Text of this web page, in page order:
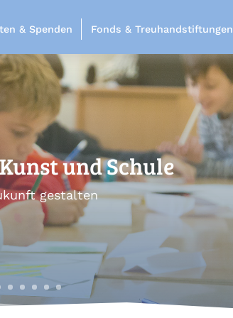
& Spenden Fonds & Treuhandstiftungen
München
eine Lehrstelle zu finden